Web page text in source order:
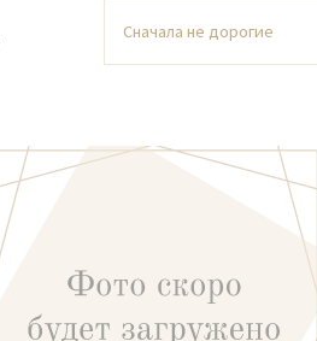
Сначала не дорогие